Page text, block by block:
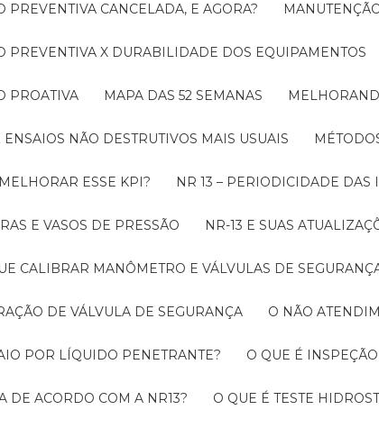
PREVENTIVA CANCELADA, E AGORA?
PREVENTIVA X DURABILIDADE DOS EQUIPAMENTOS
PROATIVA MAPA DAS 52 SEMANAS
ENSAIOS NÃO DESTRUTIVOS MAIS USUAIS
MELHORAR ESSE KPI? NR 13 – PERIODICIDADE
E VASOS DE PRESSÃO NR-13 E SUAS
CALIBRAR MANÔMETRO E VÁLVULAS DE
DE VÁLVULA DE SEGURANÇA O NÃO
POR LÍQUIDO PENETRANTE? O QUE É
DE ACORDO COM A NR13? O QUE É TESTE